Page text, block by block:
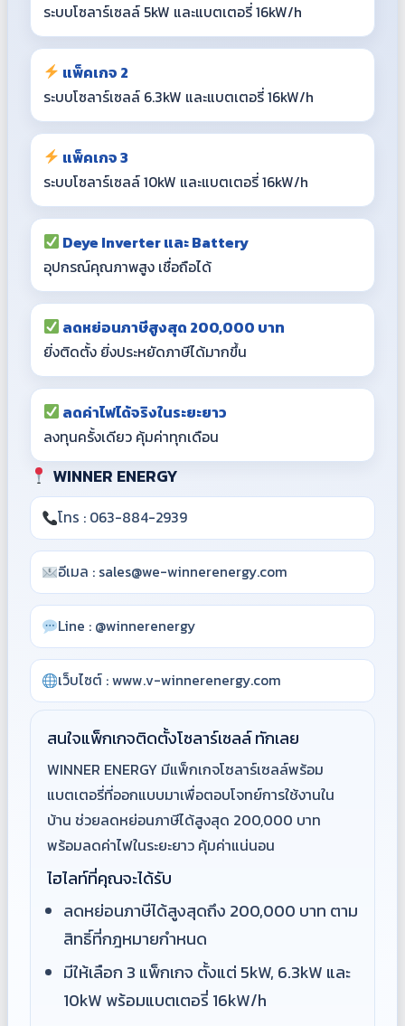
ระบบโซลาร์เซลล์ 5kW และแบตเตอรี่ 16kW/h
แพ็คเกจ 2
ระบบโซลาร์เซลล์ 6.3kW และแบตเตอรี่ 16kW/h
แพ็คเกจ 3
ระบบโซลาร์เซลล์ 10kW และแบตเตอรี่ 16kW/h
Deye Inverter และ Battery
อุปกรณ์คุณภาพสูง เชื่อถือได้
ลดหย่อนภาษีสูงสุด 200,000 บาท
ยิ่งติดตั้ง ยิ่งประหยัดภาษีได้มากขึ้น
ลดค่าไฟได้จริงในระยะยาว
ลงทุนครั้งเดียว คุ้มค่าทุกเดือน
WINNER ENERGY
โทร : 063-884-2939
อีเมล : sales@we-winnerenergy.com
Line : @winnerenergy
เว็บไซต์ : www.v-winnerenergy.com
สนใจแพ็กเกจติดตั้งโซลาร์เซลล์ ทักเลย
WINNER ENERGY มีแพ็กเกจโซลาร์เซลล์พร้อม
แบตเตอรี่ที่ออกแบบมาเพื่อตอบโจทย์การใช้งานใน
บ้าน ช่วยลดหย่อนภาษีได้สูงสุด 200,000 บาท
พร้อมลดค่าไฟในระยะยาว คุ้มค่าแน่นอน
ไฮไลท์ที่คุณจะได้รับ
ลดหย่อนภาษีได้สูงสุดถึง 200,000 บาท ตาม
สิทธิ์ที่กฎหมายกำหนด
มีให้เลือก 3 แพ็กเกจ ตั้งแต่ 5kW, 6.3kW และ
10kW พร้อมแบตเตอรี่ 16kW/h